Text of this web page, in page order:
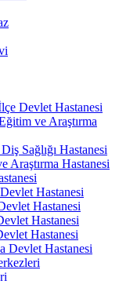
Devlet Hastanesi
ve Araştırma
Sağlığı Hastanesi
Araştırma Hastanesi
Hastanesi
Hastanesi
Hastanesi
Hastanesi
Devlet Hastanesi